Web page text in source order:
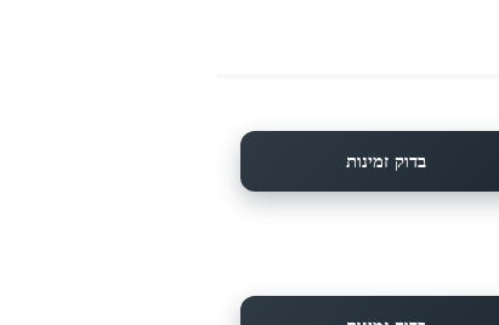
בדוק זמינות